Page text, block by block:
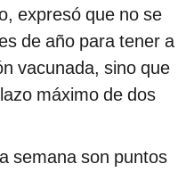
expresó que no se
de año para tener a
vacunada, sino que
máximo de dos
semana son puntos